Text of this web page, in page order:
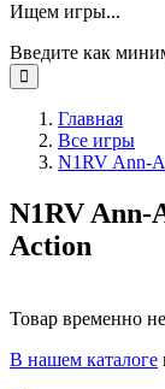
Ищем игры...
Введите как
Главная
Все игры
N1RV Ann-
N1RV Ann-
Action
Товар временно
В нашем каталоге